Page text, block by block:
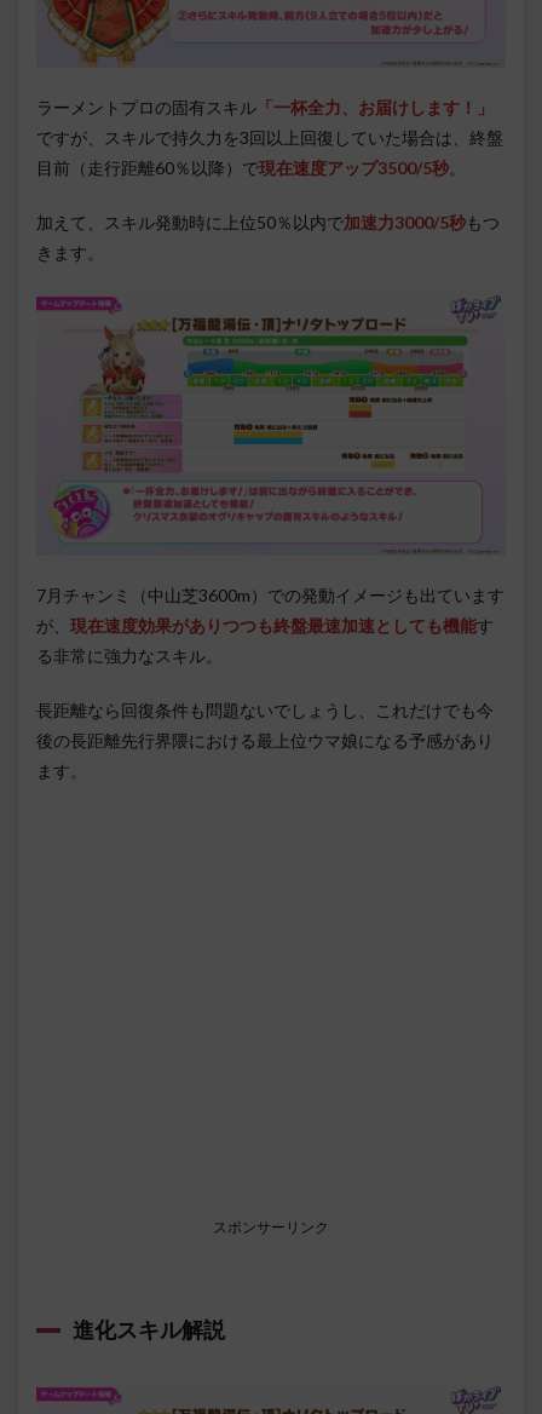
ラーメントプロの固有スキル 「一杯全力、お届けします！」
ですが、スキルで持久力を3回以上回復していた場合は、終盤
目前（走行距離60％以降）で現在速度アップ3500/5秒。
加えて、スキル発動時に上位50％以内で加速力3000/5秒もつ
きます。
7月チャンミ（中山芝3600m）での発動イメージも出ています
が、 現在速度効果がありつつも終盤最速加速としても機能す
る非常に強力なスキル。
長距離なら回復条件も問題ないでしょうし、これだけでも今
後の長距離先行界隈における最上位ウマ娘になる予感があり
ます。
スポンサーリンク
進化スキル解説